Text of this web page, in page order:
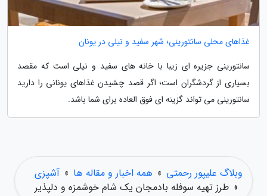
غذاهای محلی سانتورینی؛ شهر سفید و نیلی در یونان
سانتورینی جزیره ای زیبا با خانه های سفید و نیلی است که مقصد
بسیاری از گردشگران است؛ اگر قصد چشیدن غذاهای یونانی را دارید
سانتورینی می تواند گزینه ای فوق العاده برای شما باشد.
وبلاگ علیپور رحمتی » همه اخبار و مقاله ها » آشپزی
» طرز تهیه سوفله بادمجان یک شام خوشمزه و دلپذیر